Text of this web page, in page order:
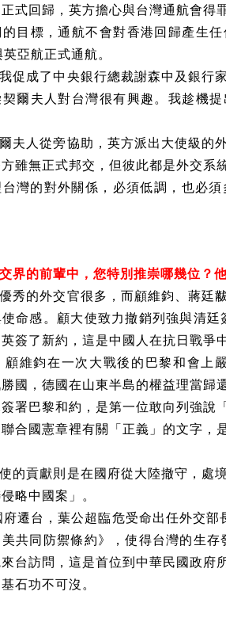
式回歸，英方擔心與台灣通航會得
目標，通航不會對香港回歸產生
亞航正式通航。
促成了中央銀行總裁謝森中及銀行
爾夫人對台灣很有興趣。我趁機
夫人從旁協助，英方派出大使級的
雖無正式邦交，但彼此都是外交系
灣的對外關係，必須低調，也必
界的前輩中，您特別推崇哪幾位？
秀的外交官很多，而顧維鈞、蔣廷
命感。顧大使致力撤銷列強與清
簽了新約，這是中國人在抗日戰爭
顧維鈞在一次大戰後的巴黎和會上
國，德國在山東半島的權益理當歸
署巴黎和約，是第一位敢向列強說
合國憲章裡有關「正義」的文字，
的貢獻則是在國府從大陸撤守，處
略中國案」。
遷台，葉公超臨危受命出任外交
共同防禦條約》，使得台灣的生
台訪問，這是首位到中華民國政府
石功不可沒。